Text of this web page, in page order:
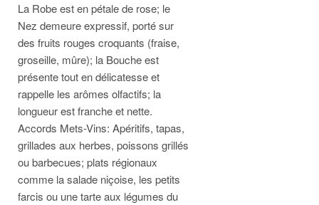
La Robe est en pétale de rose; le
Nez demeure expressif, porté sur
des fruits rouges croquants (fraise,
groseille, mûre); la Bouche est
présente tout en délicatesse et
rappelle les arômes olfactifs; la
longueur est franche et nette.
Accords Mets-Vins: Apéritifs, tapas,
grillades aux herbes, poissons grillés
ou barbecues; plats régionaux
comme la salade niçoise, les petits
farcis ou une tarte aux légumes du